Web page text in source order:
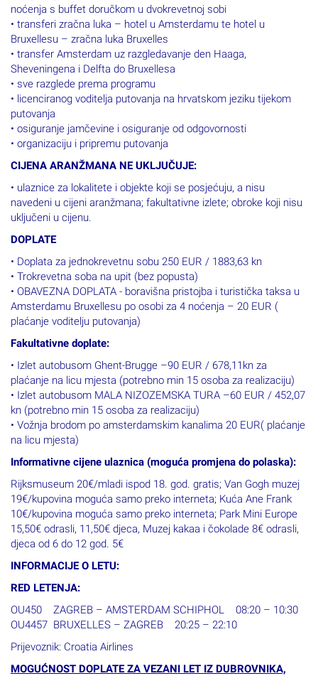
noćenja s buffet doručkom u dvokrevetnoj sobi
• transferi zračna luka – hotel u Amsterdamu te hotel u
Bruxellesu – zračna luka Bruxelles
• transfer Amsterdam uz razgledavanje den Haaga,
Sheveningena i Delfta do Bruxellesa
• sve razglede prema programu
• licenciranog voditelja putovanja na hrvatskom jeziku tijekom
putovanja
• osiguranje jamčevine i osiguranje od odgovornosti
• organizaciju i pripremu putovanja
CIJENA ARANŽMANA NE UKLJUČUJE:
• ulaznice za lokalitete i objekte koji se posjećuju, a nisu
navedeni u cijeni aranžmana; fakultativne izlete; obroke koji nisu
uključeni u cijenu.
DOPLATE
• Doplata za jednokrevetnu sobu 250 EUR / 1883,63 kn
• Trokrevetna soba na upit (bez popusta)
• OBAVEZNA DOPLATA - boravišna pristojba i turistička taksa u
Amsterdamu Bruxellesu po osobi za 4 noćenja – 20 EUR (
plaćanje voditelju putovanja)
Fakultativne doplate:
• Izlet autobusom Ghent-Brugge –90 EUR / 678,11kn za
plaćanje na licu mjesta (potrebno min 15 osoba za realizaciju)
• Izlet autobusom MALA NIZOZEMSKA TURA –60 EUR / 452,07
kn (potrebno min 15 osoba za realizaciju)
• Vožnja brodom po amsterdamskim kanalima 20 EUR( plaćanje
na licu mjesta)
Informativne cijene ulaznica (moguća promjena do polaska):
Rijksmuseum 20€/mladi ispod 18. god. gratis; Van Gogh muzej
19€/kupovina moguća samo preko interneta; Kuća Ane Frank
10€/kupovina moguća samo preko interneta; Park Mini Europe
15,50€ odrasli, 11,50€ djeca, Muzej kakaa i čokolade 8€ odrasli,
djeca od 6 do 12 god. 5€
INFORMACIJE O LETU:
RED LETENJA:
OU450 ZAGREB – AMSTERDAM SCHIPHOL 08:20 – 10:30
OU4457 BRUXELLES – ZAGREB 20:25 – 22:10
Prijevoznik: Croatia Airlines
MOGUĆNOST DOPLATE ZA VEZANI LET IZ DUBROVNIKA,